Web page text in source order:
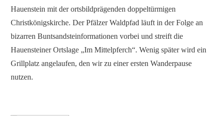
Hauenstein mit der ortsbildprägenden doppeltürmigen
Christkönigskirche. Der Pfälzer Waldpfad läuft in der Folge an
bizarren Buntsandsteinformationen vorbei und streift die
Hauensteiner Ortslage „Im Mittelpferch“. Wenig später wird ein
Grillplatz angelaufen, den wir zu einer ersten Wanderpause
nutzen.